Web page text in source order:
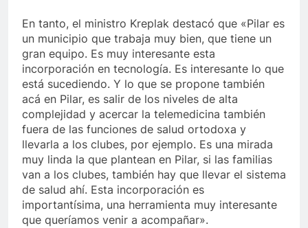
En tanto, el ministro Kreplak destacó que «Pilar es
un municipio que trabaja muy bien, que tiene un
gran equipo. Es muy interesante esta
incorporación en tecnología. Es interesante lo que
está sucediendo. Y lo que se propone también
acá en Pilar, es salir de los niveles de alta
complejidad y acercar la telemedicina también
fuera de las funciones de salud ortodoxa y
llevarla a los clubes, por ejemplo. Es una mirada
muy linda la que plantean en Pilar, si las familias
van a los clubes, también hay que llevar el sistema
de salud ahí. Esta incorporación es
importantísima, una herramienta muy interesante
que queríamos venir a acompañar».